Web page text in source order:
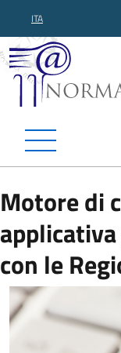
ITA
Motore di
con le